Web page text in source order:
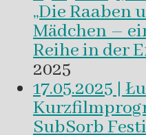
„Die Raaben
Mädchen –
Reihe in der
2025
17.05.2025 |
SubSorb